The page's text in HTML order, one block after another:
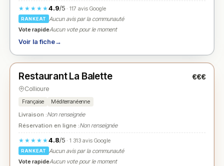
★★★★★4.9/5· 117 avis Google
RANKEAT
Aucun avis par la communauté
Vote rapideAucun vote pour le moment
Voir la fiche→
★ N° 3
Restaurant La Balette €€€
Collioure
Française Méditerranéenne
Livraison :Non renseignée
Réservation en ligne :Non renseignée
★★★★★4.8/5· 1 313 avis Google
RANKEAT
Aucun avis par la communauté
Vote rapideAucun vote pour le moment